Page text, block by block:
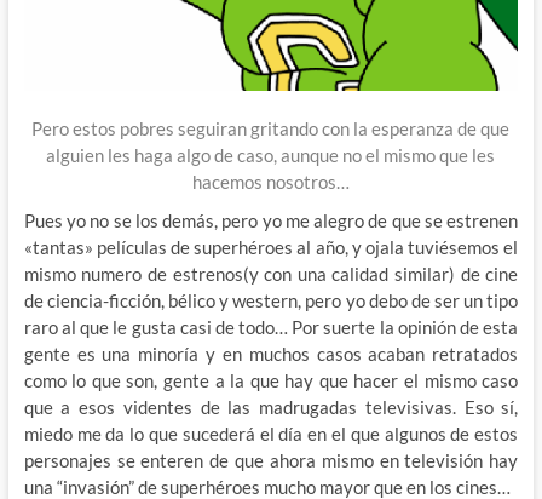
Pero estos pobres seguiran gritando con la esperanza de que
alguien les haga algo de caso, aunque no el mismo que les
hacemos nosotros…
Pues yo no se los demás, pero yo me alegro de que se estrenen
«tantas» películas de superhéroes al año, y ojala tuviésemos el
mismo numero de estrenos(y con una calidad similar) de cine
de ciencia-ficción, bélico y western, pero yo debo de ser un tipo
raro al que le gusta casi de todo… Por suerte la opinión de esta
gente es una minoría y en muchos casos acaban retratados
como lo que son, gente a la que hay que hacer el mismo caso
que a esos videntes de las madrugadas televisivas. Eso sí,
miedo me da lo que sucederá el día en el que algunos de estos
personajes se enteren de que ahora mismo en televisión hay
una “invasión” de superhéroes mucho mayor que en los cines…